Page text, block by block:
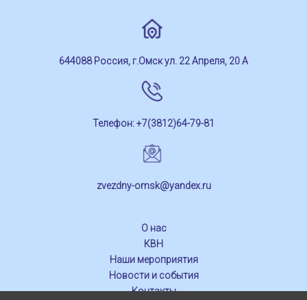
644088 Россия, г.Омск ул. 22 Апреля, 20 А
Телефон: +7(3812)64-79-81
zvezdny-omsk@yandex.ru
О нас
КВН
Наши мероприятия
Новости и события
Контакты